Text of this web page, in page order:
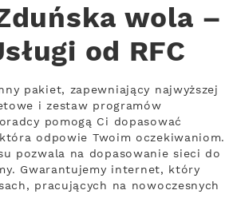
wola –
od RFC
pakiet, zapewniający najwyższej
i zestaw programów
pomogą Ci dopasować
odpowie Twoim oczekiwaniom.
pozwala na dopasowanie sieci do
Gwarantujemy internet, który
pracujących na nowoczesnych